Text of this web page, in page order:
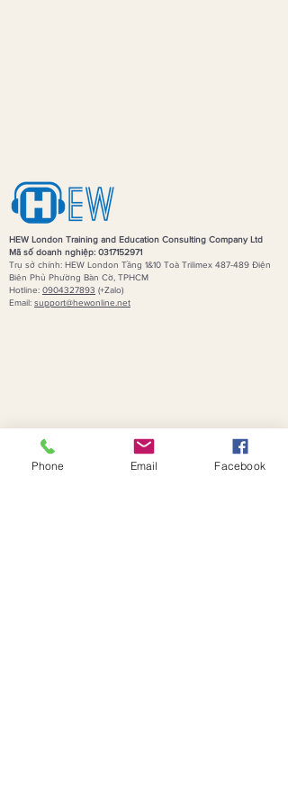
HEW London Training and Education Consulting Company Ltd
Mã số doanh nghiệp: 0317152971
Trụ sở chính: HEW London Tầng 1&10 Toà Trilimex 487-489 Điện
Biên Phủ Phường Bàn Cờ, TPHCM
Hotline: 0904327893 (+Zalo)
Email: support@hewonline.net
Phone Email Facebook